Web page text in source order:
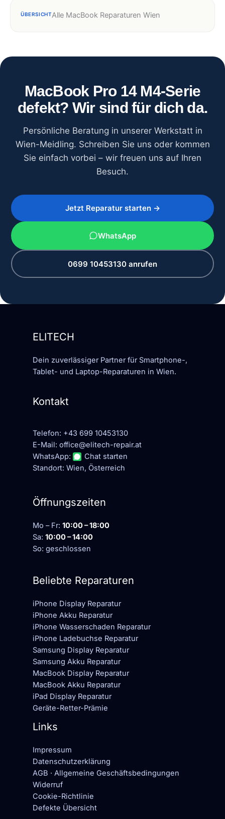
ÜBERSICHTAlle MacBook Reparaturen Wien
MacBook Pro 14 M4-Serie
defekt? Wir sind für dich da.
Persönliche Beratung in unserer Werkstatt in
Wien-Meidling. Schreiben Sie uns oder kommen
Sie einfach vorbei – wir freuen uns auf Ihren
Besuch.
Jetzt Reparatur starten →
WhatsApp
0699 10453130 anrufen
ELITECH
Dein zuverlässiger Partner für Smartphone-,
Tablet- und Laptop-Reparaturen in Wien.
Kontakt
Telefon: +43 699 10453130
E-Mail: office@elitech-repair.at
WhatsApp:
Chat starten
Standort: Wien, Österreich
Öffnungszeiten
Mo – Fr: 10:00 – 18:00
Sa: 10:00 – 14:00
So: geschlossen
Beliebte Reparaturen
iPhone Display Reparatur
iPhone Akku Reparatur
iPhone Wasserschaden Reparatur
iPhone Ladebuchse Reparatur
Samsung Display Reparatur
Samsung Akku Reparatur
MacBook Display Reparatur
MacBook Akku Reparatur
iPad Display Reparatur
Geräte-Retter-Prämie
Links
Impressum
Datenschutzerklärung
AGB · Allgemeine Geschäftsbedingungen
Widerruf
Cookie-Richtlinie
Defekte Übersicht